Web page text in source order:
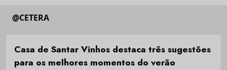
@CETERA
Casa de Santar Vinhos destaca três sugestões
para os melhores momentos do verão